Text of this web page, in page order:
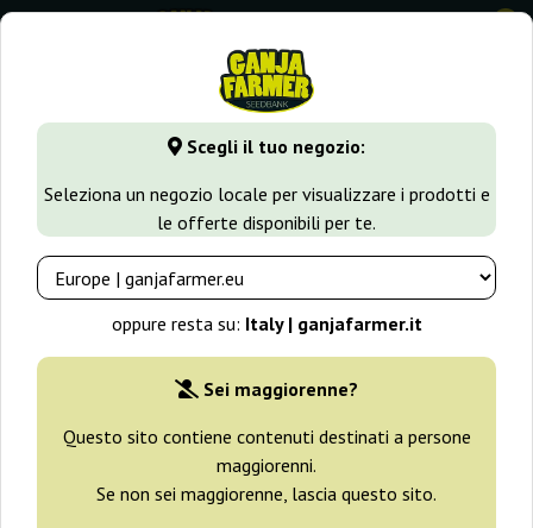
Scegli il tuo negozio:
Seleziona un negozio locale per visualizzare i prodotti e
le offerte disponibili per te.
oppure resta su: Italy | ganjafarmer.it
Sei maggiorenne?
Questo sito contiene contenuti destinati a persone
maggiorenni.
Se non sei maggiorenne, lascia questo sito.
0
GanjaFarmer.it Varietà di Cannabis Haze Cannalope